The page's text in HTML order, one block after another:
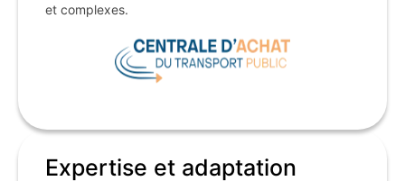
et complexes.
Expertise et adaptation